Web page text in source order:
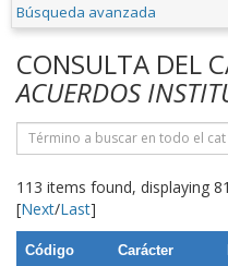
Búsqueda avanzada
CONSULTA DEL
ACUERDOS
113 items found, displaying
[Next/Last]
Código Carácter